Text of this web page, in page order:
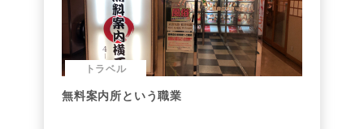
トラベル
無料案内所という職業